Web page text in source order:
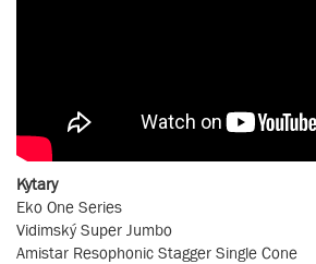
Kytary
Eko One Series
Vidimský Super Jumbo
Amistar Resophonic Stagger Single Cone